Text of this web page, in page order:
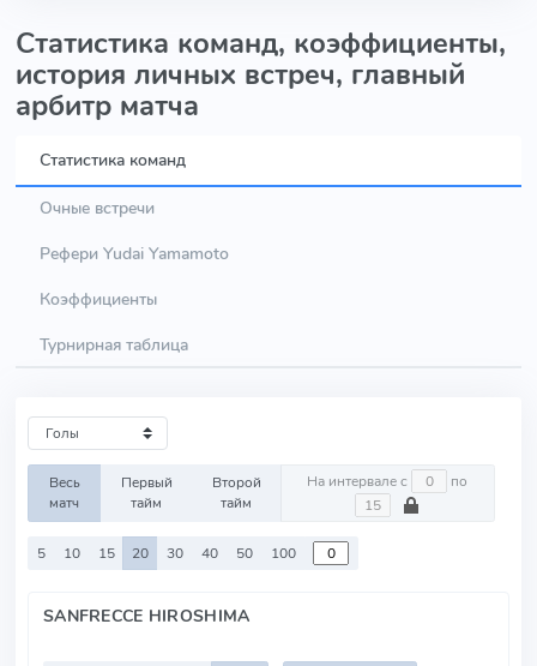
Статистика команд, коэффициенты,
история личных встреч, главный
арбитр матча
Статистика команд
Очные встречи
Рефери Yudai Yamamoto
Коэффициенты
Турнирная таблица
Весь
матч
Первый
тайм
Второй
тайм
На интервале с по
5 10 15 20 30 40 50 100
SANFRECCE HIROSHIMA